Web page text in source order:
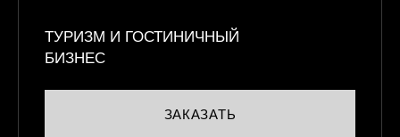
ТУРИЗМ И ГОСТИНИЧНЫЙ
БИЗНЕС
ЗАКАЗАТЬ